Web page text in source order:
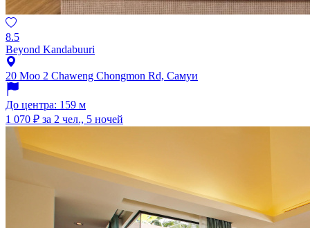
8.5
Beyond Kandabuuri
20 Moo 2 Chaweng Chongmon Rd, Самуи
До центра: 159 м
1 070 ₽ за 2 чел., 5 ночей